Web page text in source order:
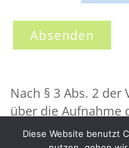
Nach § 3 Abs. 2 der
über die Aufnahme
Vorstand des
Diese Website benutzt